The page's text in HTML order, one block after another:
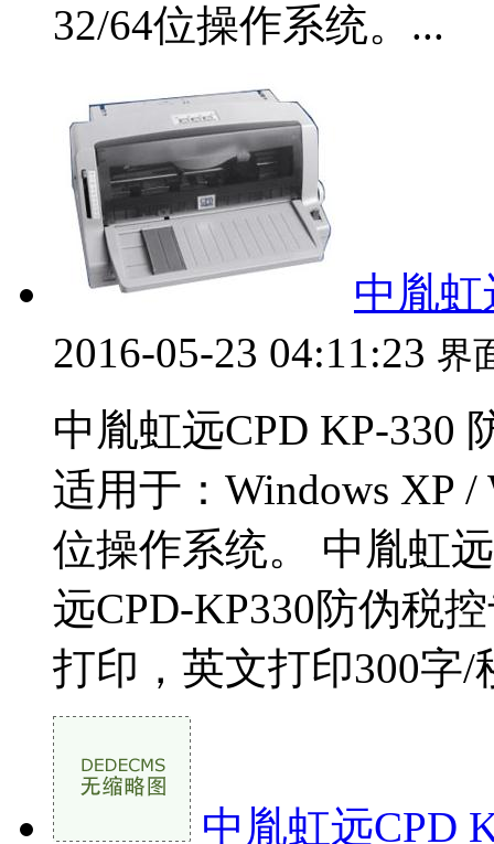
32/64位操作系统。...
中胤虹
2016-05-23 04:11:23 界
中胤虹远CPD KP-330
适用于：Windows XP /
位操作系统。 中胤虹
远CPD-KP330防伪税
打印，英文打印300字/
中胤虹远CPD